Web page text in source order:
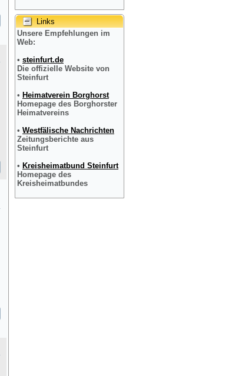
Links
Unsere Empfehlungen im
Web:
• steinfurt.de
Die offizielle Website von
Steinfurt
• Heimatverein Borghorst
Homepage des Borghorster
Heimatvereins
• Westfälische Nachrichten
Zeitungsberichte aus
Steinfurt
• Kreisheimatbund Steinfurt
Homepage des
Kreisheimatbundes